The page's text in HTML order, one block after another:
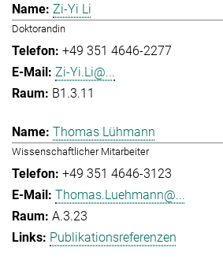
Zi-Yi Li
Doktorandin
+49 351 4646-2277
Zi-Yi.Li@...
B1.3.11
Thomas Lühmann
Wissenschaftlicher Mitarbeiter
+49 351 4646-3123
Thomas.Luehmann@...
A.3.23
Publikationsreferenzen